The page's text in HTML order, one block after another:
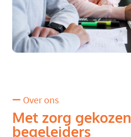
Over ons
Met zorg gekozen
begeleiders